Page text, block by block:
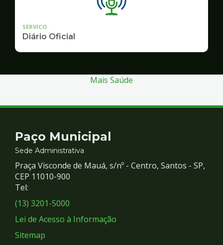
SERVICO
Diário Oficial
Mais Saúde
Contato
e
Redes
Sociais
Paço Municipal
Sede Administrativa
Praça Visconde de Mauá, s/nº - Centro, Santos - SP,
CEP 11010-900
Tel:
(13) 3201-5000
Lei de Acesso à Informação
Sitemap